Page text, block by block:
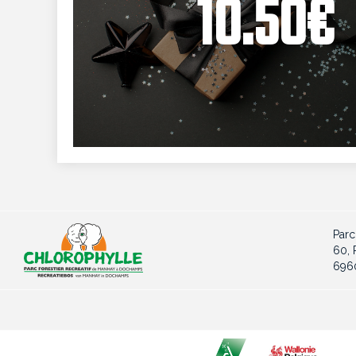
10.50€
60,